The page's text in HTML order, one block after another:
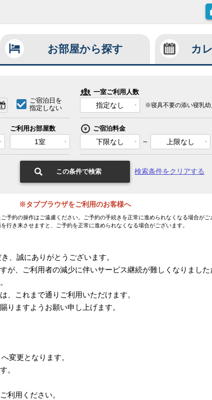
お部屋から探す カ
ご宿泊日を
指定しない
一室ご利用人数
指定なし ※寝具不要の添い寝乳幼
ご利用お部屋数
1室
ご宿泊料金
下限なし ～ 上限なし
この条件で検索 検索条件をクリアする
※タブブラウザをご利用のお客様へ
予約の操作はご遠慮ください。ご予約の手続きを正常に進められなくなる場合がご
行き来させますと、ご予約を正常に進められなくなる場合がございます。
、誠にありがとうございます。
が、ご利用者の減少に伴いサービス継続が難しくなりまし
、これまで通りご利用いただけます。
りますようお願い申し上げます。
変更となります。
。
利用ください。